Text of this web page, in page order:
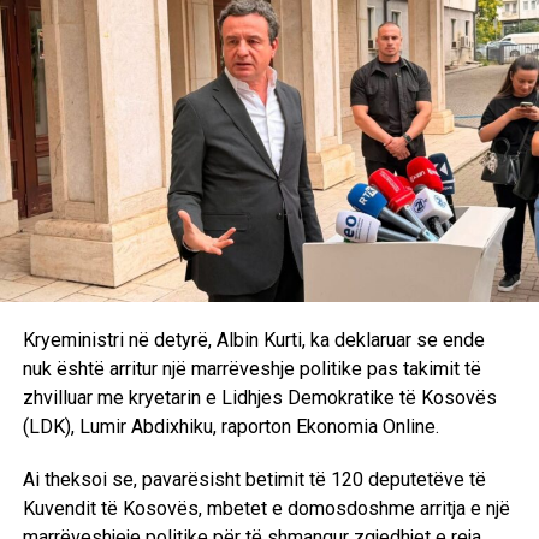
koordinim të ngushtë ndërinstitucional”. /E.A/
Kryeministri në detyrë, Albin Kurti, ka deklaruar se ende
nuk është arritur një marrëveshje politike pas takimit të
zhvilluar me kryetarin e Lidhjes Demokratike të Kosovës
(LDK), Lumir Abdixhiku, raporton Ekonomia Online.
Ai theksoi se, pavarësisht betimit të 120 deputetëve të
Kuvendit të Kosovës, mbetet e domosdoshme arritja e një